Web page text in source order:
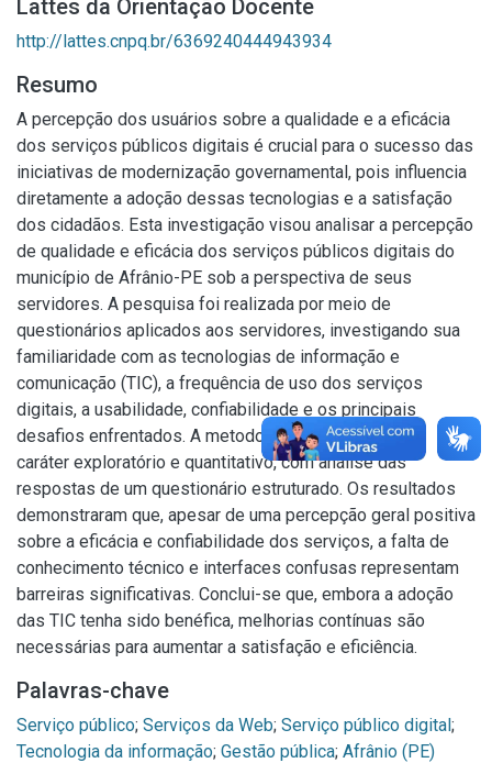
Lattes da Orientação Docente
http://lattes.cnpq.br/6369240444943934
Resumo
A percepção dos usuários sobre a qualidade e a eficácia
dos serviços públicos digitais é crucial para o sucesso das
iniciativas de modernização governamental, pois influencia
diretamente a adoção dessas tecnologias e a satisfação
dos cidadãos. Esta investigação visou analisar a percepção
de qualidade e eficácia dos serviços públicos digitais do
município de Afrânio-PE sob a perspectiva de seus
servidores. A pesquisa foi realizada por meio de
questionários aplicados aos servidores, investigando sua
familiaridade com as tecnologias de informação e
comunicação (TIC), a frequência de uso dos serviços
digitais, a usabilidade, confiabilidade e os principais
desafios enfrentados. A metodologia utilizada foi de
caráter exploratório e quantitativo, com análise das
respostas de um questionário estruturado. Os resultados
demonstraram que, apesar de uma percepção geral positiva
sobre a eficácia e confiabilidade dos serviços, a falta de
conhecimento técnico e interfaces confusas representam
barreiras significativas. Conclui-se que, embora a adoção
das TIC tenha sido benéfica, melhorias contínuas são
necessárias para aumentar a satisfação e eficiência.
Palavras-chave
Serviço público; Serviços da Web; Serviço público digital;
Tecnologia da informação; Gestão pública; Afrânio (PE)